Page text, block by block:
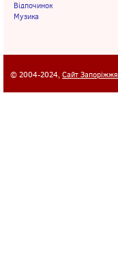
Відпочинок
Музика
© 2004-2024, Сайт Запоріжжя